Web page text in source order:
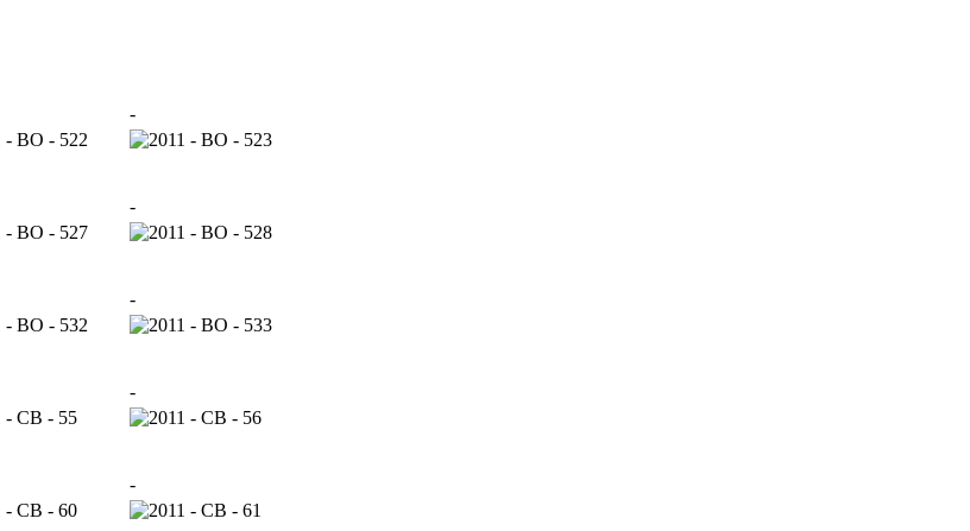
-
-
-
-
-